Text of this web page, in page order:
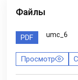
Файлы
PDF umc_6
Просмотр